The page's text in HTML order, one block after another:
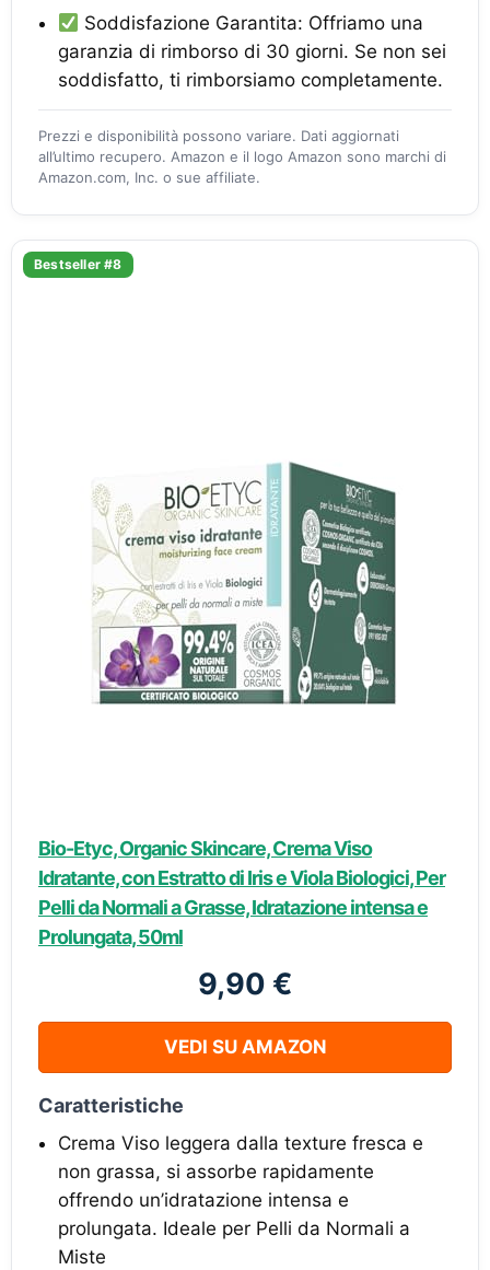
Soddisfazione Garantita: Offriamo una
garanzia di rimborso di 30 giorni. Se non sei
soddisfatto, ti rimborsiamo completamente.
Prezzi e disponibilità possono variare. Dati aggiornati
all’ultimo recupero. Amazon e il logo Amazon sono marchi di
Amazon.com, Inc. o sue affiliate.
Bestseller #8
Bio-Etyc, Organic Skincare, Crema Viso
Idratante, con Estratto di Iris e Viola Biologici, Per
Pelli da Normali a Grasse, Idratazione intensa e
Prolungata, 50ml
9,90 €
VEDI SU AMAZON
Caratteristiche
Crema Viso leggera dalla texture fresca e
non grassa, si assorbe rapidamente
offrendo un’idratazione intensa e
prolungata. Ideale per Pelli da Normali a
Miste